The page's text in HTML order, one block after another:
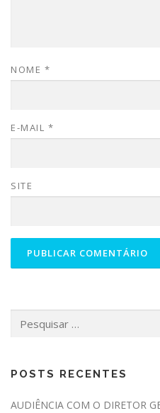
NOME *
E-MAIL *
SITE
por:
POSTS RECENTES
AUDIÊNCIA COM O DIRETOR